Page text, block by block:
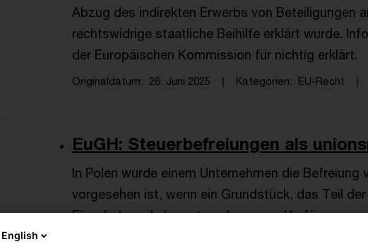
Abzug des indirekten Erwerbs von Beteiligungen
rechtswidrige staatliche Beihilfe erklärt wurde.
der Europäischen Kommission für nichtig erklärt.
Originaldatum 26. Juni 2025 Kategorien EU-Recht
EuGH: Steuerbefreiungen als
In Polen wurde einem Unternehmen die
vorgesehen ist, wenn ein Grundstück, das Teil
Eisenbahnverkehrsunternehmen zur Verfügung
dass die Gewährung der Befreiung gegen
English